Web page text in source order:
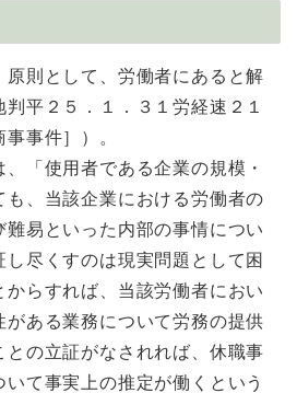
原則として、労働者にあると解
平２５．１．３１労経速２１
事件］）。
、「使用者である企業の規模・
、当該企業における労働者の
難易といった内部の事情につい
尽くすのは現実問題として困
らすれば、当該労働者におい
がある業務について労務の提供
との立証がなされれば、休職事
て事実上の推定が働くという